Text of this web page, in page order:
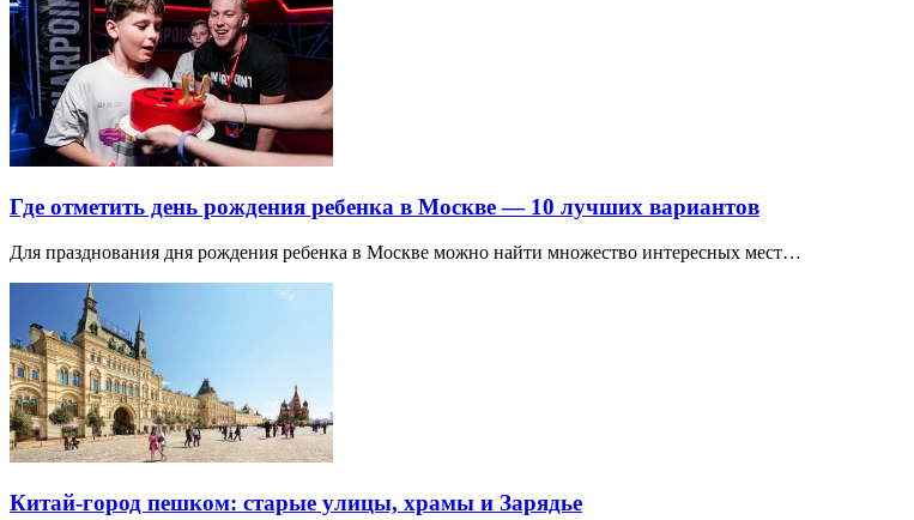
Где отметить день рождения ребенка в Москве — 10 лучших вариантов
Для празднования дня рождения ребенка в Москве можно найти множество интересных мест…
Китай-город пешком: старые улицы, храмы и Зарядье